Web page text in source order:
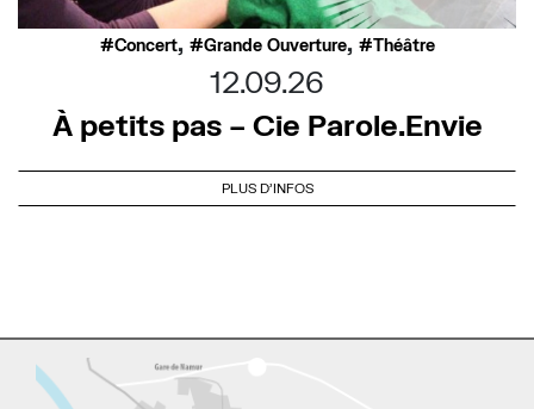
Concert, Grande Ouverture, Théâtre
12.09.26
À petits pas – Cie Parole.Envie
PLUS D'INFOS